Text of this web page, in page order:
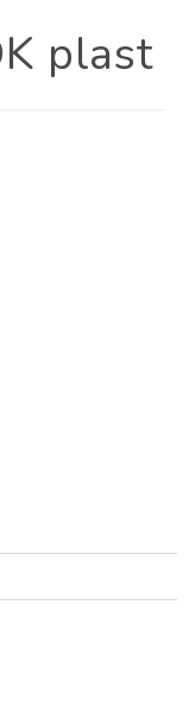
plast